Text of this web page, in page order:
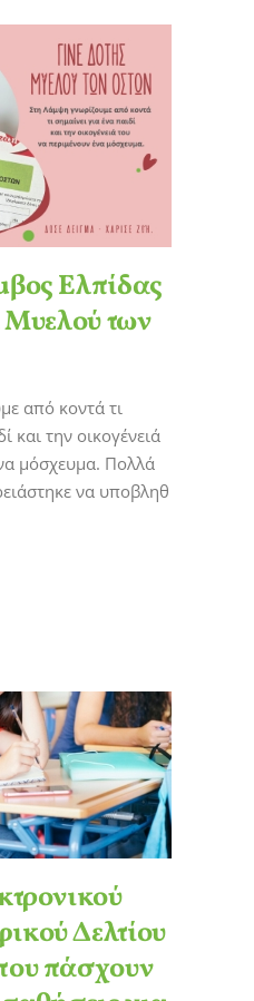
Ελπίδας
των
από κοντά τι
και την οικογένειά
μόσχευμα. Πολλά
να υποβληθ
Δελτίου
πάσχουν